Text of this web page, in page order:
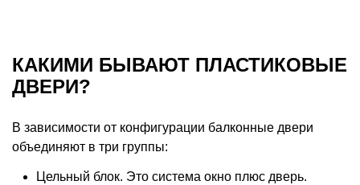
КАКИМИ БЫВАЮТ ПЛАСТИКОВЫЕ
ДВЕРИ?
В зависимости от конфигурации балконные двери
объединяют в три группы:
Цельный блок. Это система окно плюс дверь.